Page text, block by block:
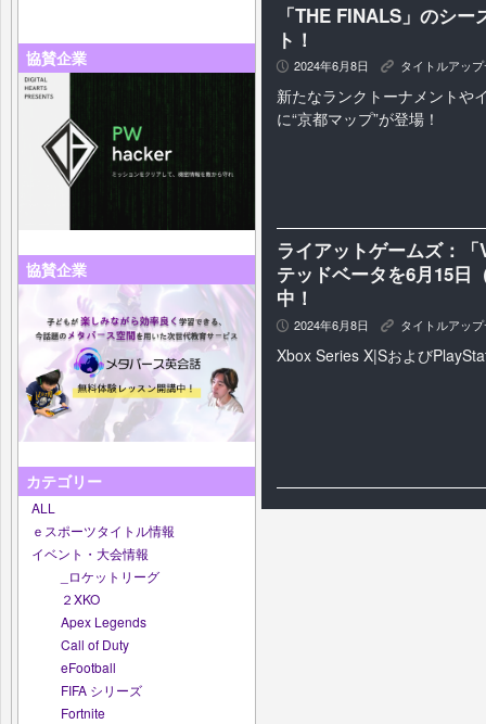
協賛企業
協賛企業
カテゴリー
ALL
ｅスポーツタイトル情報
イベント・大会情報
_ロケットリーグ
２XKO
Apex Legends
Call of Duty
eFootball
FIFA シリーズ
Fortnite
「THE FINALS」のシ
ト！
P 2024年6月8日 K タイトルアッ
新たなランクトーナメントや
に“京都マップ”が登場！
ライアットゲームズ：
テッドベータを6月15日
中！
P 2024年6月8日 K タイトルアッ
Xbox Series X|Sおよび